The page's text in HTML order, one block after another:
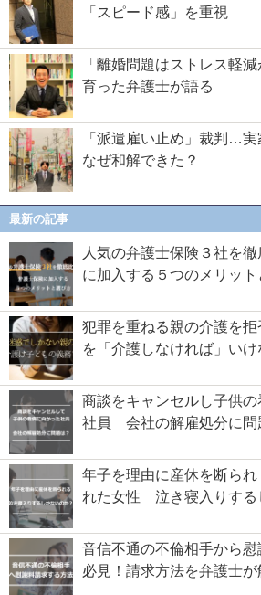
「スピード感」を重視
「離婚問題はストレス軽
育った弁護士が語る
「派遣雇い止め」裁判…
なぜ和解できた？
最新の記事
人気の弁護士保険３社を
に加入する５つのメリッ
犯罪を重ねる親の介護を
を「介護しなければ」いけ
商談をキャンセルし子供
社員 会社の解雇処分に問
年子を理由に産休を断ら
れた女性 泣き寝入りする
音信不通の不倫相手から
必見！請求方法を弁護士が